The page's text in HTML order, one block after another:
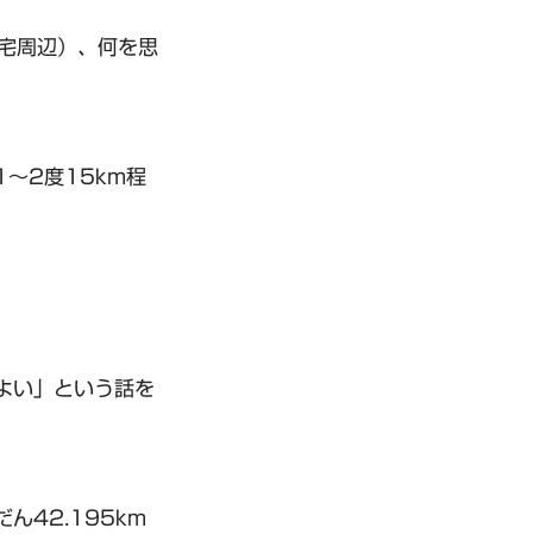
周辺）、何を思
1～2度15km程
い」という話を
だん42.195km